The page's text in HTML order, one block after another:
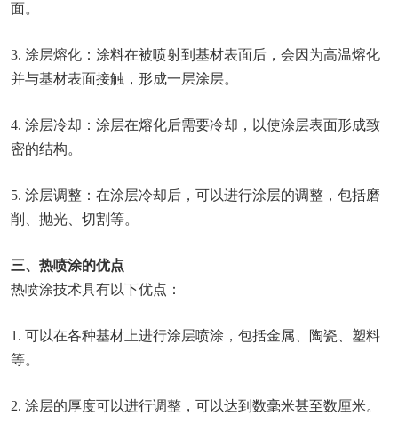
面。
3. 涂层熔化：涂料在被喷射到基材表面后，会因为高温熔化
并与基材表面接触，形成一层涂层。
4. 涂层冷却：涂层在熔化后需要冷却，以使涂层表面形成致
密的结构。
5. 涂层调整：在涂层冷却后，可以进行涂层的调整，包括磨
削、抛光、切割等。
三、热喷涂的优点
热喷涂技术具有以下优点：
1. 可以在各种基材上进行涂层喷涂，包括金属、陶瓷、塑料
等。
2. 涂层的厚度可以进行调整，可以达到数毫米甚至数厘米。